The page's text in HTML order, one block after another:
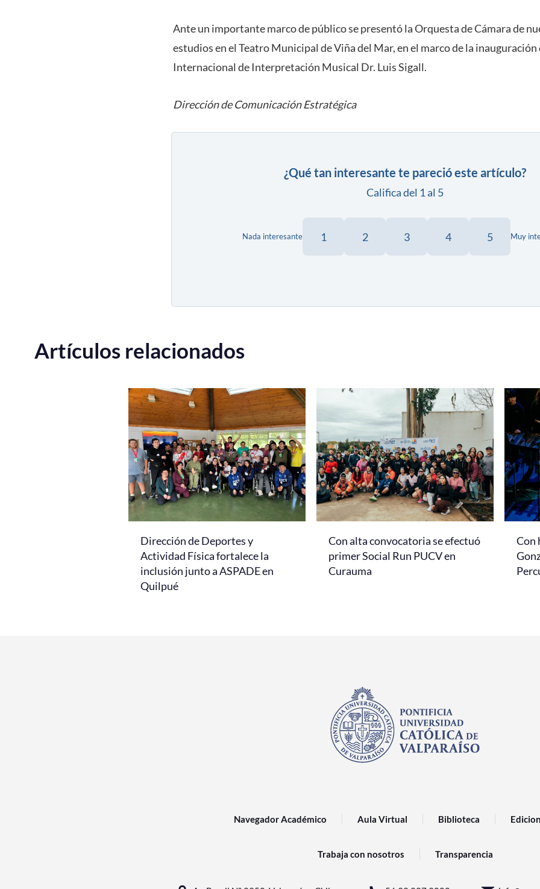
Ante un importante marco de público se presentó la Orquesta de Cámara de
estudios en el Teatro Municipal de Viña del Mar, en el marco de la
Internacional de Interpretación Musical Dr. Luis Sigall.
Dirección de Comunicación Estratégica
¿Qué tan interesante te pareció este artículo?
Califica del 1 al 5
Nada interesante 1 2 3 4 5 Muy
Artículos relacionados
Dirección de Deportes y
Actividad Física fortalece la
inclusión junto a ASPADE en
Quilpué
Con alta convocatoria se efectuó
primer Social Run PUCV en
Curauma
Con
Navegador Académico Aula Virtual Biblioteca
Trabaja con nosotros Transparencia